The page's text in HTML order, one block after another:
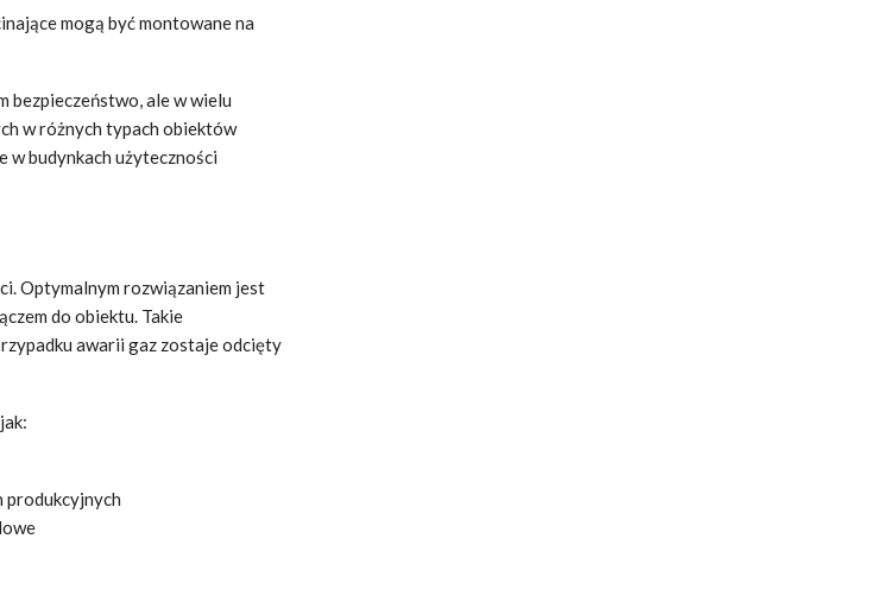
mogą być montowane na
bezpieczeństwo, ale w wielu
w różnych typach obiektów
w budynkach użyteczności
Optymalnym rozwiązaniem jest
do obiektu. Takie
awarii gaz zostaje odcięty
produkcyjnych